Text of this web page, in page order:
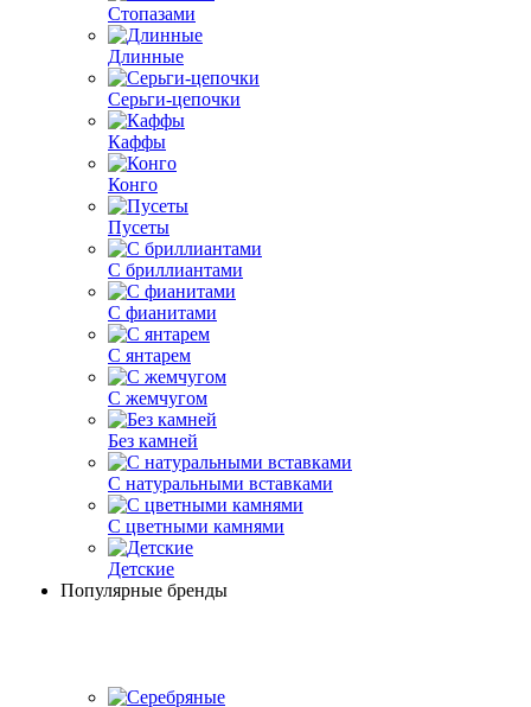
Стопазами
Длинные
Серьги-цепочки
Каффы
Конго
Пусеты
С бриллиантами
С фианитами
С янтарем
С жемчугом
Без камней
С натуральными вставками
С цветными камнями
Детские
Популярные бренды